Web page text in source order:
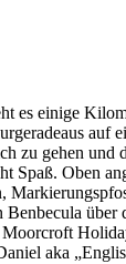
es einige
gehen und
Oben
aka